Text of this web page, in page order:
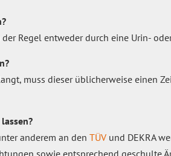
Regel entweder durch eine Urin-
muss dieser üblicherweise einen
anderem an den TÜV und DEKRA
sowie entsprechend geschulte